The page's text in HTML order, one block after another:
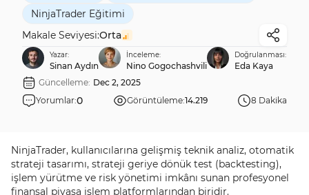
NinjaTrader Eğitimi
Makale Seviyesi:Orta
Yazar:
Sinan Aydın
İnceleme:
Nino Gogochashvili
Doğrulanması:
Eda Kaya
Güncelleme: Dec 2, 2025
Yorumlar:0 Görüntüleme:14.219 8 Dakika
NinjaTrader, kullanıcılarına gelişmiş teknik analiz, otomatik
strateji tasarımı, strateji geriye dönük test (backtesting),
işlem yürütme ve risk yönetimi imkânı sunan profesyonel
finansal piyasa işlem platformlarından biridir.